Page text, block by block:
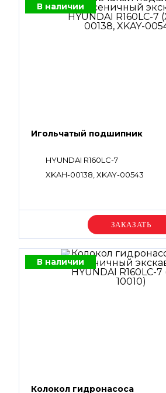
В наличии
Игольчатый подшипник
HYUNDAI R160LC-7
XKAH-00138, XKAY-00543
Уточняйте цену
В наличии
Колокол гидронасоса